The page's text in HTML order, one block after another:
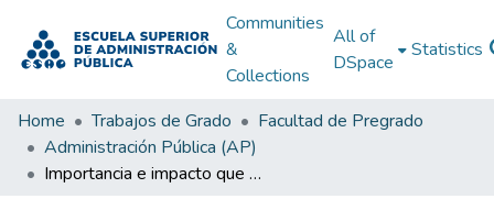
Communities
&
Collections
All of
DSpace
Statistics
Home Trabajos de Grado
Facultad de Pregrado
Administración Pública (AP)
Importancia e impacto que ha tenido desde su implementación el Sistema Integrado de Información Financiera - SIIF nación en las financias públicas del estado, tomando como punto de análisis los macroprocesos de derechos y cartera y apropiaciones presupuestales